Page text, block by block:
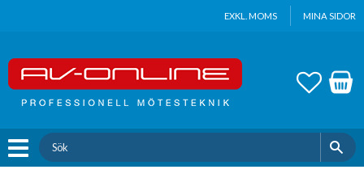
EXKL. MOMS MINA SIDOR